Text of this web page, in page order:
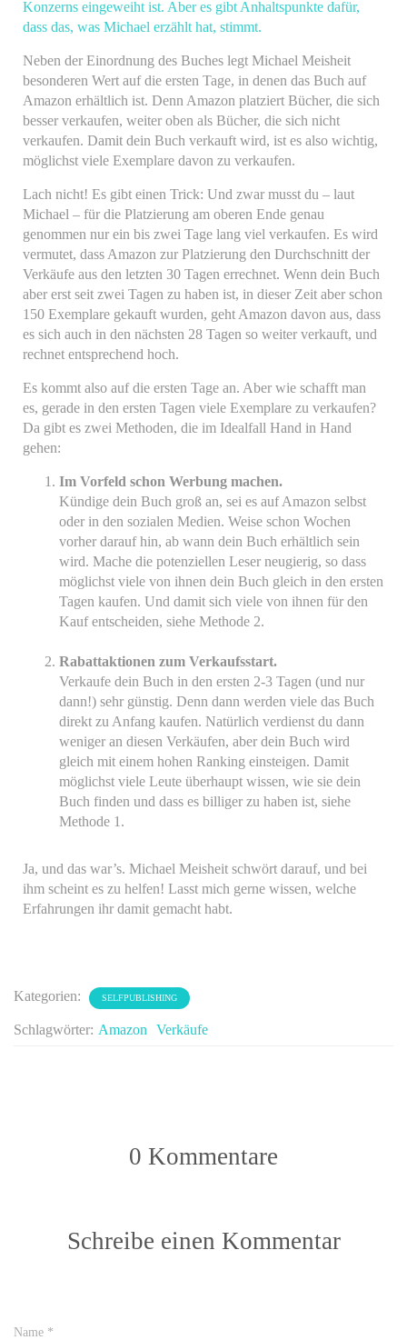
Konzerns eingeweiht ist. Aber es gibt Anhaltspunkte dafür,
dass das, was Michael erzählt hat, stimmt.
Neben der Einordnung des Buches legt Michael Meisheit
besonderen Wert auf die ersten Tage, in denen das Buch auf
Amazon erhältlich ist. Denn Amazon platziert Bücher, die sich
besser verkaufen, weiter oben als Bücher, die sich nicht
verkaufen. Damit dein Buch verkauft wird, ist es also wichtig,
möglichst viele Exemplare davon zu verkaufen.
Lach nicht! Es gibt einen Trick: Und zwar musst du – laut
Michael – für die Platzierung am oberen Ende genau
genommen nur ein bis zwei Tage lang viel verkaufen. Es wird
vermutet, dass Amazon zur Platzierung den Durchschnitt der
Verkäufe aus den letzten 30 Tagen errechnet. Wenn dein Buch
aber erst seit zwei Tagen zu haben ist, in dieser Zeit aber schon
150 Exemplare gekauft wurden, geht Amazon davon aus, dass
es sich auch in den nächsten 28 Tagen so weiter verkauft, und
rechnet entsprechend hoch.
Es kommt also auf die ersten Tage an. Aber wie schafft man
es, gerade in den ersten Tagen viele Exemplare zu verkaufen?
Da gibt es zwei Methoden, die im Idealfall Hand in Hand
gehen:
Im Vorfeld schon Werbung machen.
Kündige dein Buch groß an, sei es auf Amazon selbst
oder in den sozialen Medien. Weise schon Wochen
vorher darauf hin, ab wann dein Buch erhältlich sein
wird. Mache die potenziellen Leser neugierig, so dass
möglichst viele von ihnen dein Buch gleich in den ersten
Tagen kaufen. Und damit sich viele von ihnen für den
Kauf entscheiden, siehe Methode 2.
Rabattaktionen zum Verkaufsstart.
Verkaufe dein Buch in den ersten 2-3 Tagen (und nur
dann!) sehr günstig. Denn dann werden viele das Buch
direkt zu Anfang kaufen. Natürlich verdienst du dann
weniger an diesen Verkäufen, aber dein Buch wird
gleich mit einem hohen Ranking einsteigen. Damit
möglichst viele Leute überhaupt wissen, wie sie dein
Buch finden und dass es billiger zu haben ist, siehe
Methode 1.
Ja, und das war’s. Michael Meisheit schwört darauf, und bei
ihm scheint es zu helfen! Lasst mich gerne wissen, welche
Erfahrungen ihr damit gemacht habt.
Kategorien: SELFPUBLISHING
Schlagwörter: Amazon Verkäufe
0 Kommentare
Schreibe einen Kommentar
Name *